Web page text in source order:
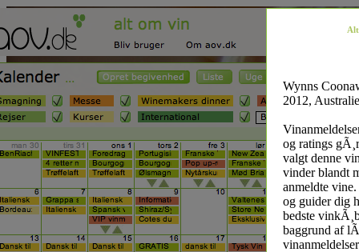
Wynns
2012,
og ratings
valgt denne
vinder blandt
anmeldte
og guider dig
bedste
baggrund af